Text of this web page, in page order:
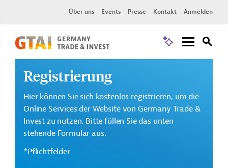
Über uns Events Presse Kontakt Anmelden
Registrierung
Hier können Sie sich kostenlos registrieren, um die
Online Services der Website von Germany Trade &
Invest zu nutzen. Bitte füllen Sie das unten
stehende Formular aus.
*Pflichtfelder